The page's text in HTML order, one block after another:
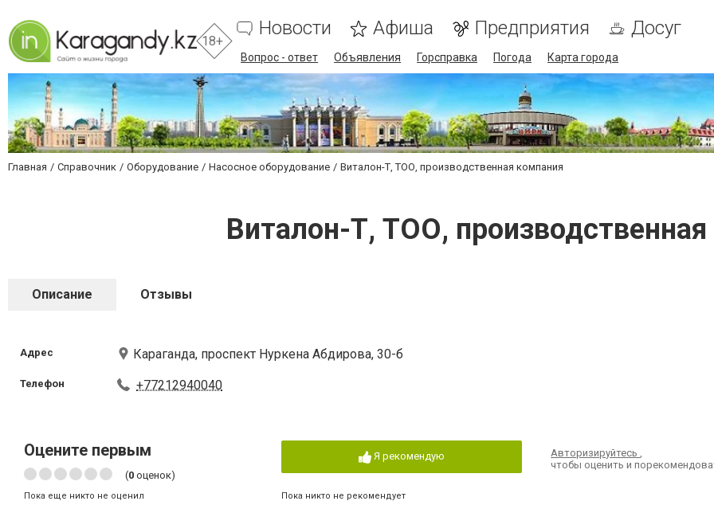
18+
Новости Афиша Предприятия Досуг
Вопрос - ответ Объявления Горсправка Погода Карта города
Главная Справочник Оборудование Насосное оборудование Виталон-Т, ТОО, производственная компания
Виталон-Т, ТОО,
Описание Отзывы
Адрес Караганда, проспект Нуркена Абдирова, 30-б
Телефон +77212940040
Оцените первым
(0 оценок)
Пока еще никто не оценил
Я рекомендую
Пока никто не рекомендует
Авторизируйтесь,
чтобы оценить и